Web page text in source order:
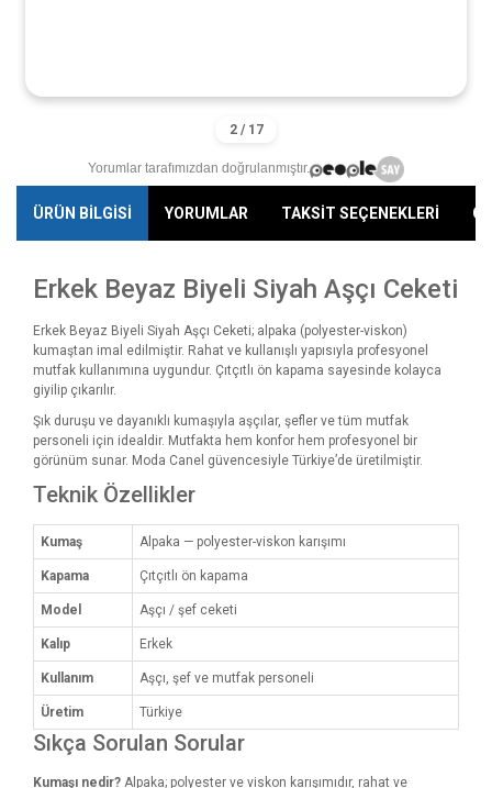
Yorumlar tarafımızdan doğrulanmıştır.
ÜRÜN BİLGİSİ YORUMLAR TAKSİT SEÇENEKLERİ
Erkek Beyaz Biyeli Siyah Aşçı Ceketi
Erkek Beyaz Biyeli Siyah Aşçı Ceketi; alpaka (polyester-viskon)
kumaştan imal edilmiştir. Rahat ve kullanışlı yapısıyla profesyonel
mutfak kullanımına uygundur. Çıtçıtlı ön kapama sayesinde kolayca
giyilip çıkarılır.
Şık duruşu ve dayanıklı kumaşıyla aşçılar, şefler ve tüm mutfak
personeli için idealdir. Mutfakta hem konfor hem profesyonel bir
görünüm sunar. Moda Canel güvencesiyle Türkiye’de üretilmiştir.
Teknik Özellikler
Kumaş Alpaka — polyester-viskon karışımı
Kapama Çıtçıtlı ön kapama
Model Aşçı / şef ceketi
Kalıp Erkek
Kullanım Aşçı, şef ve mutfak personeli
Üretim Türkiye
Sıkça Sorulan Sorular
Kumaşı nedir? Alpaka; polyester ve viskon karışımıdır, rahat ve